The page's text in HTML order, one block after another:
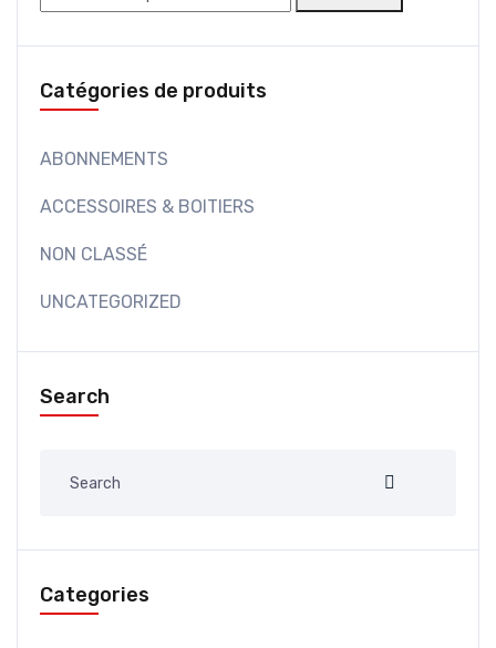
pour :
Catégories de produits
ABONNEMENTS
ACCESSOIRES & BOITIERS
NON CLASSÉ
UNCATEGORIZED
Search
Categories